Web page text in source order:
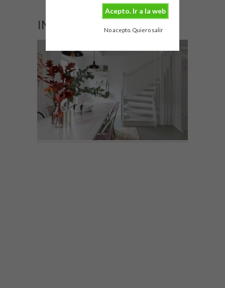
Acepto. Ir a la web
No acepto. Quiero salir
IMG_1943